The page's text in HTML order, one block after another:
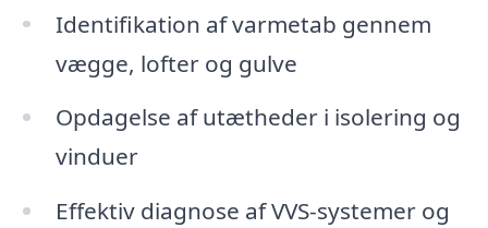
Identifikation af varmetab gennem
vægge, lofter og gulve
Opdagelse af utætheder i isolering og
vinduer
Effektiv diagnose af VVS-systemer og